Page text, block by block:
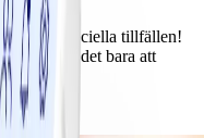
på vid speciella tillfällen!
så är det bara att